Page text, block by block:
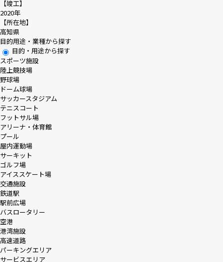
【竣工】
2020年
【所在地】
高知県
目的用途・業種から探す
目的・用途から探す
スポーツ施設
陸上競技場
野球場
ドーム球場
サッカースタジアム
テニスコート
フットサル場
アリーナ・体育館
プール
屋内運動場
サーキット
ゴルフ場
アイススケート場
交通施設
鉄道駅
駅前広場
バスロータリー
空港
港湾施設
高速道路
パーキングエリア
サービスエリア